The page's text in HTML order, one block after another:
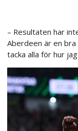
– Resultaten har
Aberdeen är en
tacka alla för hur